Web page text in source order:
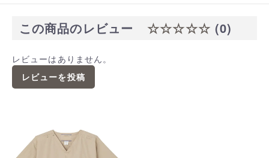
この商品のレビュー ☆☆☆☆☆ (0)
レビューはありません。
レビューを投稿